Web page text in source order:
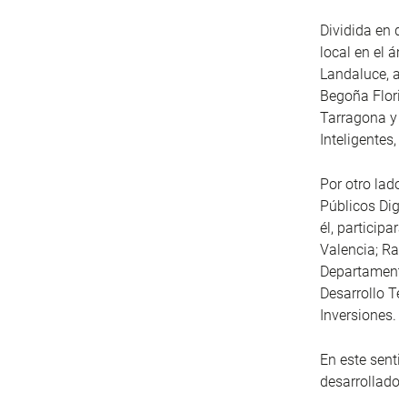
Dividida en
local en el
Landaluce,
Begoña
Tarragona
Por otro
Públicos
él,
Valencia;
Desarrollo
Inversiones.
En este